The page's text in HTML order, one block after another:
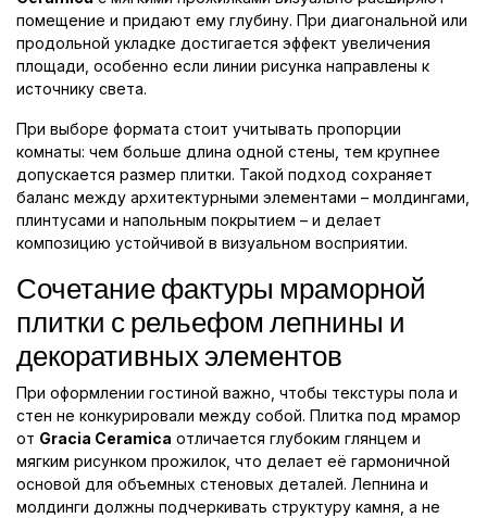
помещение и придают ему глубину. При диагональной или
продольной укладке достигается эффект увеличения
площади, особенно если линии рисунка направлены к
источнику света.
При выборе формата стоит учитывать пропорции
комнаты: чем больше длина одной стены, тем крупнее
допускается размер плитки. Такой подход сохраняет
баланс между архитектурными элементами – молдингами,
плинтусами и напольным покрытием – и делает
композицию устойчивой в визуальном восприятии.
Сочетание фактуры мраморной
плитки с рельефом лепнины и
декоративных элементов
При оформлении гостиной важно, чтобы текстуры пола и
стен не конкурировали между собой. Плитка под мрамор
от Gracia Ceramica отличается глубоким глянцем и
мягким рисунком прожилок, что делает её гармоничной
основой для объемных стеновых деталей. Лепнина и
молдинги должны подчеркивать структуру камня, а не